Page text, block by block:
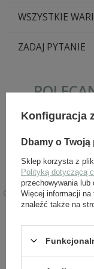
WSZYSTKIE
ZADAJ PYTANIE
Konfiguracja
Dbamy o
Sklep korzysta z
Polityką dotyczącą
przechowywania lub
Więcej informacji na
znaleźć także na